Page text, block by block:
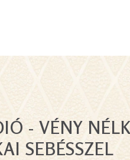
- VÉNY
SEBÉSSZEL